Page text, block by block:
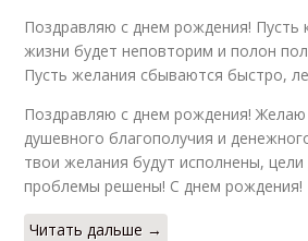
Поздравляю с днем рождения! Пусть
жизни будет неповторим и полон
Пусть желания сбываются быстро,
Поздравляю с днем рождения! Желаю
душевного благополучия и
твои желания будут исполнены, цели
проблемы решены! С днем рождения!
Читать дальше →